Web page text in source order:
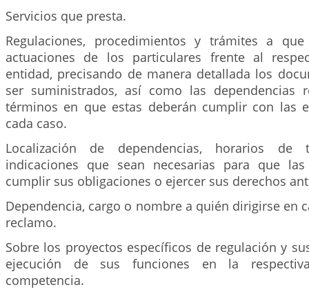
Servicios que presta.
Regulaciones, procedimientos y trámites a
actuaciones de los particulares frente al
entidad, precisando de manera detallada los
ser suministrados, así como las dependencias
términos en que estas deberán cumplir con las
cada caso.
Localización de dependencias, horarios de
indicaciones que sean necesarias para que
cumplir sus obligaciones o ejercer sus derechos
Dependencia, cargo o nombre a quién dirigirse en
reclamo.
Sobre los proyectos específicos de regulación y
ejecución de sus funciones en la
competencia.